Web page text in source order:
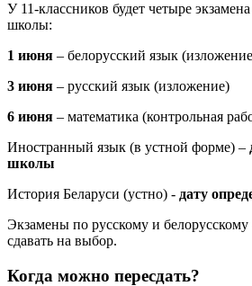
У 11-классников будет четыре
школы:
1 июня – белорусский язык
3 июня – русский язык (изложение)
6 июня – математика (контрольная
Иностранный язык (в устной форме) –
школы
История Беларуси (устно) - дату
Экзамены по русскому и белорусскому
сдавать на выбор.
Когда можно пересдать?